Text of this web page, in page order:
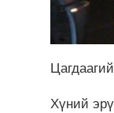
Хүний